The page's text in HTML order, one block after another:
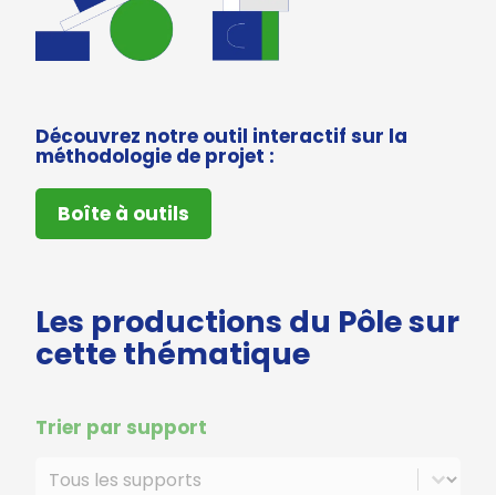
Découvrez notre outil interactif sur la
méthodologie de projet :
Boîte à outils
Les productions du Pôle sur
cette thématique
Trier par support
Trier par support
Trier par support